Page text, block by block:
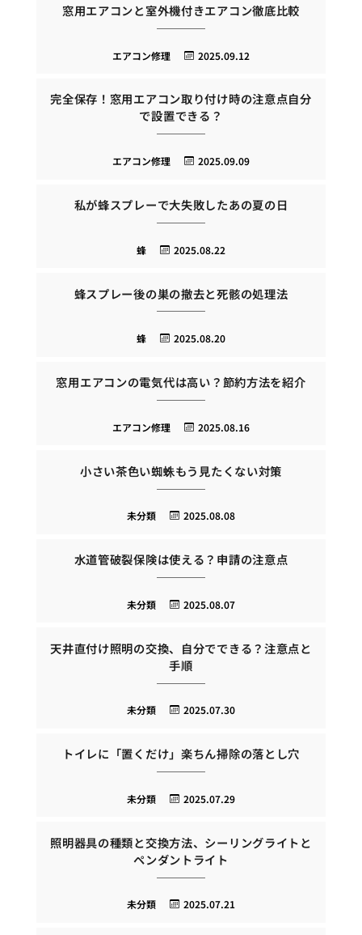
窓用エアコンと室外機付きエアコン徹底比較
2025.09.12
エアコン修理
完全保存！窓用エアコン取り付け時の注意点自分
で設置できる？
2025.09.09
エアコン修理
私が蜂スプレーで大失敗したあの夏の日
2025.08.22
蜂
蜂スプレー後の巣の撤去と死骸の処理法
2025.08.20
蜂
窓用エアコンの電気代は高い？節約方法を紹介
2025.08.16
エアコン修理
小さい茶色い蜘蛛もう見たくない対策
2025.08.08
未分類
水道管破裂保険は使える？申請の注意点
2025.08.07
未分類
天井直付け照明の交換、自分でできる？注意点と
手順
2025.07.30
未分類
トイレに「置くだけ」楽ちん掃除の落とし穴
2025.07.29
未分類
照明器具の種類と交換方法、シーリングライトと
ペンダントライト
2025.07.21
未分類